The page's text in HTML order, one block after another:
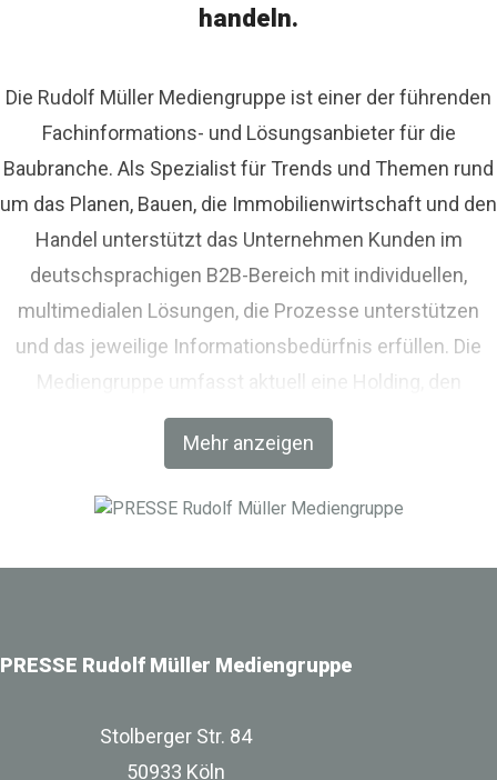
handeln.
Mehr anzeigen
Die Rudolf Müller Mediengruppe ist einer der führenden
Fachinformations- und Lösungsanbieter für die
Baubranche. Als Spezialist für Trends und Themen rund
um das Planen, Bauen, die Immobilienwirtschaft und den
Handel unterstützt das Unternehmen Kunden im
deutschsprachigen B2B-Bereich mit individuellen,
multimedialen Lösungen, die Prozesse unterstützen
und das jeweilige Informationsbedürfnis erfüllen. Die
Mediengruppe umfasst aktuell eine Holding, den
Fachverlag RM Rudolf Müller Medien und mit der BIM
World MUNICH eine Netzwerkplattform für Akteure der
PRESSE Rudolf Müller Mediengruppe
Stolberger Str. 84
50933 Köln